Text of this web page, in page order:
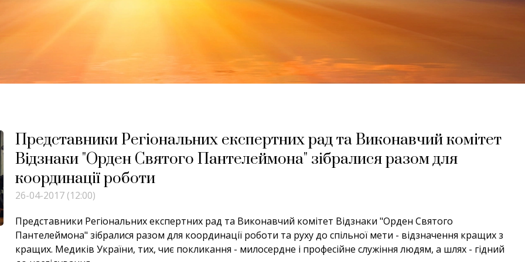
Представники Регіональних експертних рад та Виконавчий комітет
Відзнаки "Орден Святого Пантелеймона" зібралися разом для
координації роботи
26-04-2017 (12:00)
Представники Регіональних експертних рад та Виконавчий комітет Відзнаки "Орден Святого
Пантелеймона" зібралися разом для координації роботи та руху до спільної мети - відзначення кращих з
кращих. Медиків України, тих, чиє покликання - милосердне і професійне служіння людям, а шлях - гідний